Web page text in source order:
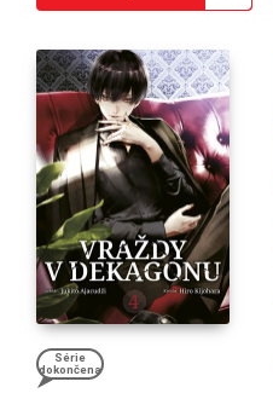
Série
dokončena